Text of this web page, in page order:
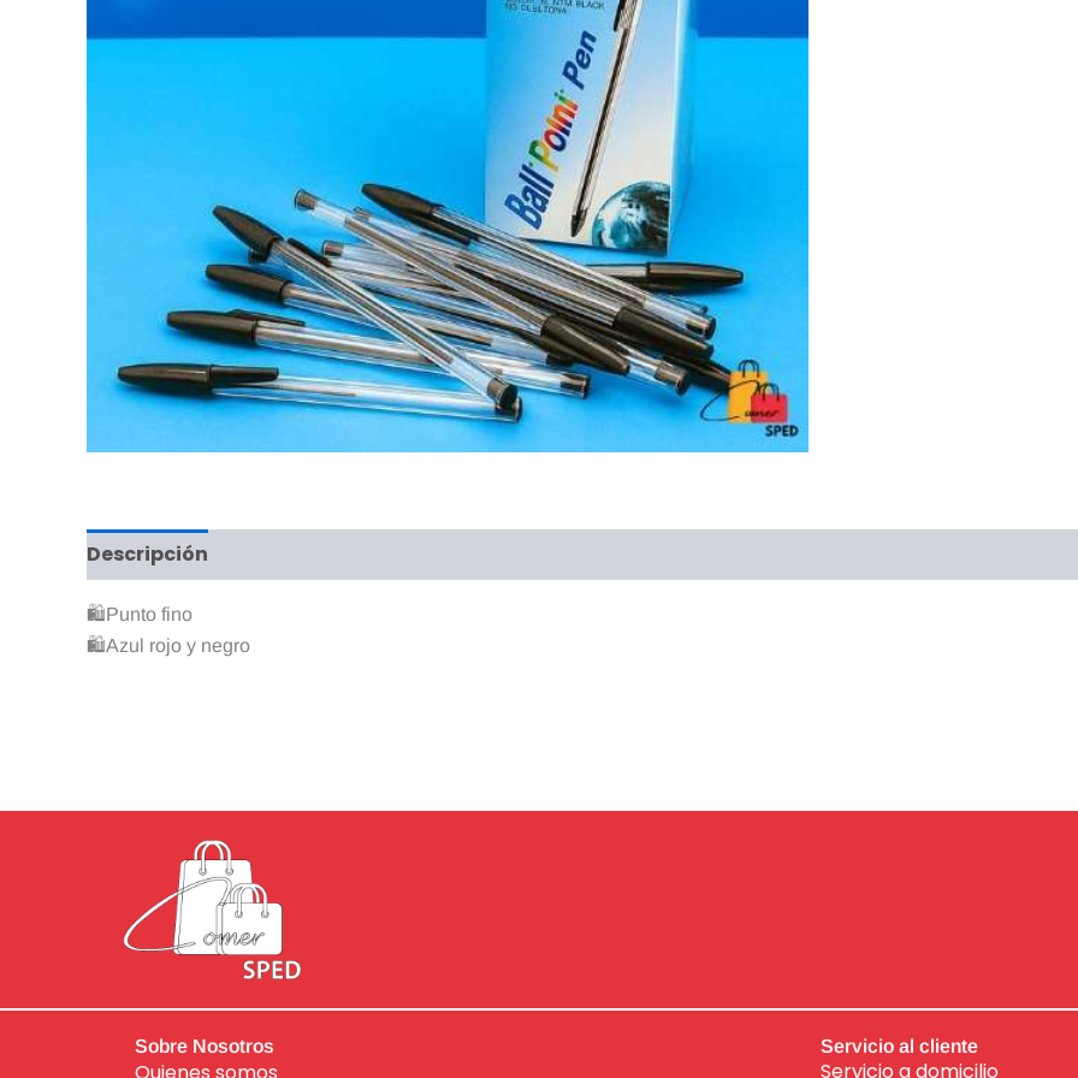
Descripción
🛍Punto fino
🛍Azul rojo y negro
Sobre Nosotros Servicio al cliente
Servicio a domicilio